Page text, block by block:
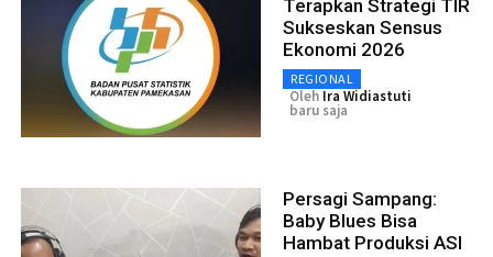
Terapkan Strategi TIR
Sukseskan Sensus
Ekonomi 2026
REGIONAL
Oleh Ira Widiastuti
baru saja
Persagi Sampang:
Baby Blues Bisa
Hambat Produksi ASI